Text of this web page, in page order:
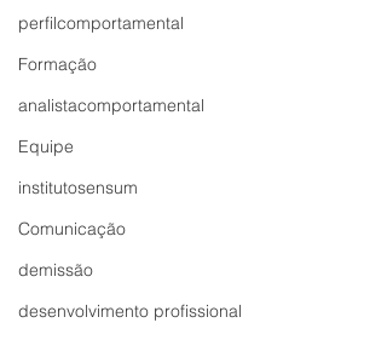
perfilcomportamental
Formação
analistacomportamental
Equipe
institutosensum
Comunicação
demissão
desenvolvimento profissional